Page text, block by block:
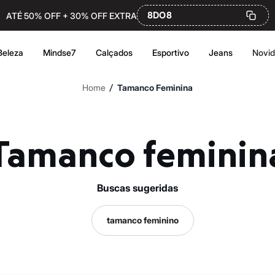
ATÉ 50% OFF + 30% OFF EXTRA 8DO8
Mindse7 Calçados Esportivo Jeans
Home / Tamanco Feminina
Tamanco
buscas sugeridas
tamanco feminino